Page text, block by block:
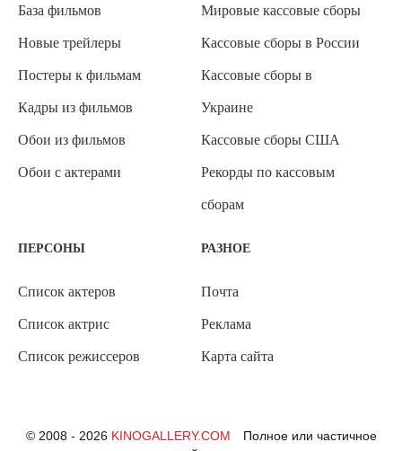
База фильмов
Новые трейлеры
Постеры к фильмам
Кадры из фильмов
Обои из фильмов
Обои с актерами
Мировые кассовые сборы
Кассовые сборы в России
Кассовые сборы в
Украине
Кассовые сборы США
Рекорды по кассовым
сборам
ПЕРСОНЫ
Список актеров
Список актрис
Список режиссеров
РАЗНОЕ
Почта
Реклама
Карта сайта
© 2008 - 2026 KINOGALLERY.COM
Полное или частичное